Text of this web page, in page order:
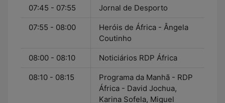
07:45 - 07:55 Jornal de Desporto
07:55 - 08:00
Heróis de África - Ângela
Coutinho
08:00 - 08:10 Noticiários RDP África
08:10 - 08:15
Programa da Manhã - RDP
África - David Jochua,
Karina Sofela, Miguel